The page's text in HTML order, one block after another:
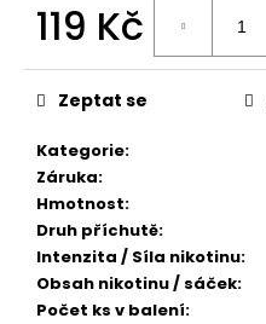
119 Kč
Kategorie:
Záruka:
Hmotnost:
Druh příchutě:
Intenzita / Síla nikotinu:
Obsah nikotinu / sáček:
Počet ks v balení:
Zeptat se
o
u
č
u
e
m
e